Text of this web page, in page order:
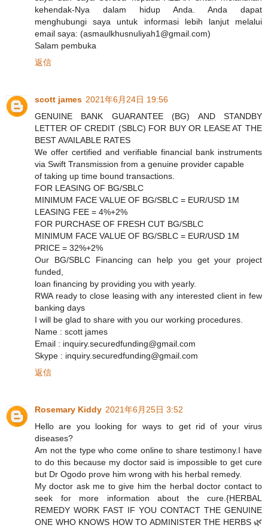
kehendak-Nya dalam hidup Anda. Anda dapat
menghubungi saya untuk informasi lebih lanjut melalui
email saya: (asmaulkhusnuliyah1@gmail.com)
Salam pembuka
返信
scott james 2021年6月24日 19:56
GENUINE BANK GUARANTEE (BG) AND STANDBY
LETTER OF CREDIT (SBLC) FOR BUY OR LEASE AT THE
BEST AVAILABLE RATES
We offer certified and verifiable financial bank instruments
via Swift Transmission from a genuine provider capable
of taking up time bound transactions.
FOR LEASING OF BG/SBLC
MINIMUM FACE VALUE OF BG/SBLC = EUR/USD 1M
LEASING FEE = 4%+2%
FOR PURCHASE OF FRESH CUT BG/SBLC
MINIMUM FACE VALUE OF BG/SBLC = EUR/USD 1M
PRICE = 32%+2%
Our BG/SBLC Financing can help you get your project
funded,
loan financing by providing you with yearly.
RWA ready to close leasing with any interested client in few
banking days
I will be glad to share with you our working procedures.
Name : scott james
Email : inquiry.securedfunding@gmail.com
Skype : inquiry.securedfunding@gmail.com
返信
Rosemary Kiddy 2021年6月25日 3:52
Hello are you looking for ways to get rid of your virus
diseases?
Am not the type who come online to share testimony.I have
to do this because my doctor said is impossible to get cure
but Dr Ogodo prove him wrong with his herbal remedy.
My doctor ask me to give him the herbal doctor contact to
seek for more information about the cure.{HERBAL
REMEDY WORK FAST IF YOU CONTACT THE GENUINE
ONE WHO KNOWS HOW TO ADMINISTER THE HERBS 🌿